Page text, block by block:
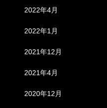
2022年4月
2022年1月
2021年12月
2021年4月
2020年12月